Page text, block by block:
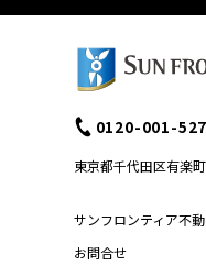
サンフロンティア不
お問合せ
0120-001-527
東京都千代田区有楽